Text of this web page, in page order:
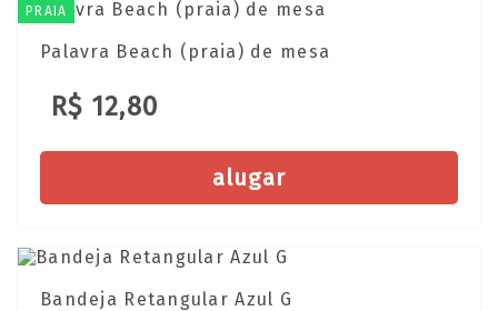
PRAIA
Palavra Beach (praia) de mesa
R$ 12,80
alugar
Bandeja Retangular Azul G